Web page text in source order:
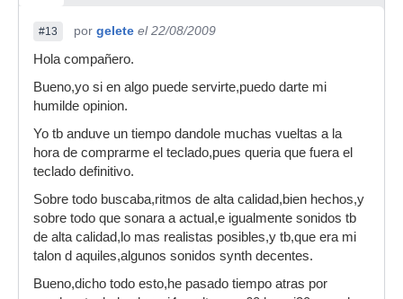
#13 por gelete el 22/08/2009
Hola compañero.
Bueno,yo si en algo puede servirte,puedo darte mi
humilde opinion.
Yo tb anduve un tiempo dandole muchas vueltas a la
hora de comprarme el teclado,pues queria que fuera el
teclado definitivo.
Sobre todo buscaba,ritmos de alta calidad,bien hechos,y
sobre todo que sonara a actual,e igualmente sonidos tb
de alta calidad,lo mas realistas posibles,y tb,que era mi
talon d aquiles,algunos sonidos synth decentes.
Bueno,dicho todo esto,he pasado tiempo atras por